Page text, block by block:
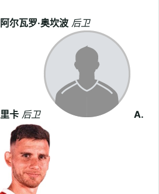
阿尔瓦罗·奥坎波 后卫
里卡 后卫 A.